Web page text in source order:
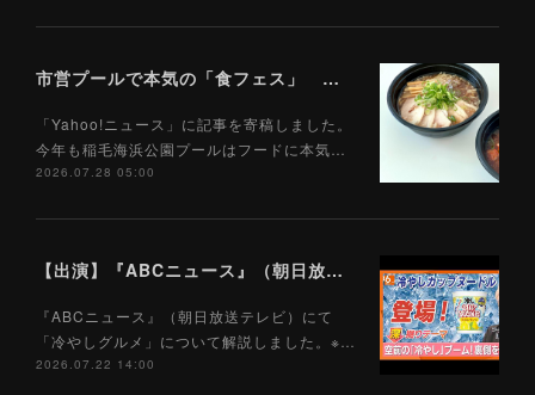
市営プールで本気の「食フェス」 プールサイドで味わえる「ご当地麺」の実力は？（Yahoo!ニュース）7/28
「Yahoo!ニュース」に記事を寄稿しました。
今年も稲毛海浜公園プールはフードに本気…
2026.07.28 05:00
【出演】『ABCニュース』（朝日放送テレビ）7/22
『ABCニュース』（朝日放送テレビ）にて
「冷やしグルメ」について解説しました。※…
2026.07.22 14:00